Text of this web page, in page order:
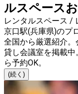
ルスペース
レンタルスペース /
京口駅(兵庫県)のプ
全国から厳選紹介
貸し会議室を掲載
ら予約OK。
(続く)